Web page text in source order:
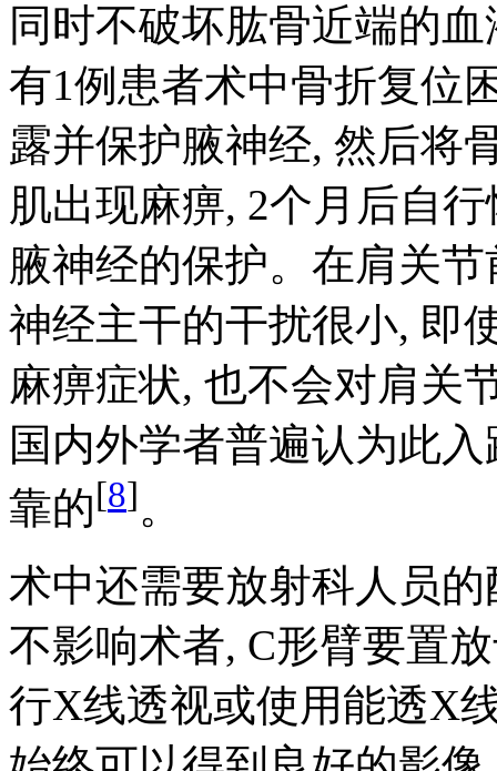
同时不破坏肱骨近端的
有1例患者术中骨折复位
露并保护腋神经, 然后将
肌出现麻痹, 2个月后自
腋神经的保护。在肩关
神经主干的干扰很小, 即
麻痹症状, 也不会对肩关
国内外学者普遍认为此
靠的[8]。
术中还需要放射科人员
不影响术者, C形臂要置
行X线透视或使用能透X